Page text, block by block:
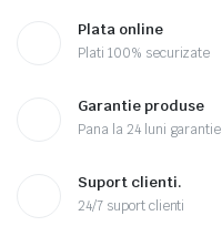
Plata online
Plati 100% securizate
Garantie produse
Pana la 24 luni garantie
Suport clienti.
24/7 suport clienti